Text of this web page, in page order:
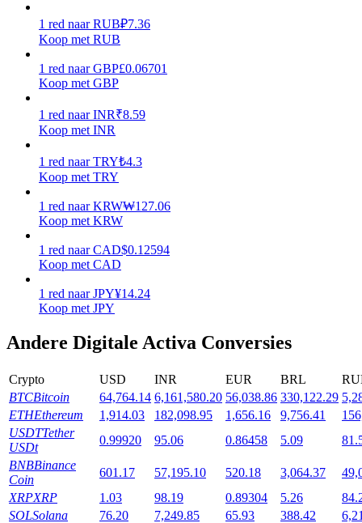
Verdien dagelijks competitieve beloningen
Uitzetten
Hoog rendement en directe toegang
Launchpool
Flexibel staken om populaire tokens te verdienen.
1 red naar RUB₽7.36
Koop met RUB
1 red naar GBP£0.06701
Koop met GBP
1 red naar INR₹8.59
Koop met INR
1 red naar TRY₺4.3
Koop met TRY
1 red naar KRW₩127.06
Koop met KRW
1 red naar CAD$0.12594
Koop met CAD
1 red naar JPY¥14.24
Koop met JPY
Andere Digitale Activa Conversies
Crypto USD INR EUR BRL
BTCBitcoin 64,764.14 6,161,580.20 56,038.86 330,122.29
ETHEthereum 1,914.03 182,098.95 1,656.16 9,756.41
USDTTether
USDt
0.99920 95.06 0.86458 5.09
BNBBinance
Coin
601.17 57,195.10 520.18 3,064.37
XRPXRP 1.03 98.19 0.89304 5.26
SOLSolana 76.20 7,249.85 65.93 388.42